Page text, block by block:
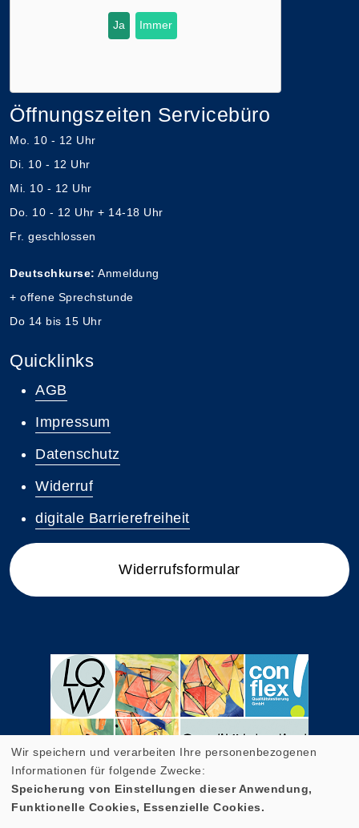
Ja Immer
Öffnungszeiten Servicebüro
Mo. 10 - 12 Uhr
Di. 10 - 12 Uhr
Mi. 10 - 12 Uhr
Do. 10 - 12 Uhr + 14-18 Uhr
Fr. geschlossen
Deutschkurse: Anmeldung
+ offene Sprechstunde
Do 14 bis 15 Uhr
Quicklinks
AGB
Impressum
Datenschutz
Widerruf
digitale Barrierefreiheit
Widerrufsformular
Wir speichern und verarbeiten Ihre personenbezogenen
Informationen für folgende Zwecke:
Speicherung von Einstellungen dieser Anwendung,
Funktionelle Cookies, Essenzielle Cookies.